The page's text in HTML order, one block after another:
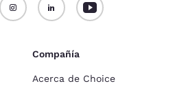
Compañía
Acerca de Choice